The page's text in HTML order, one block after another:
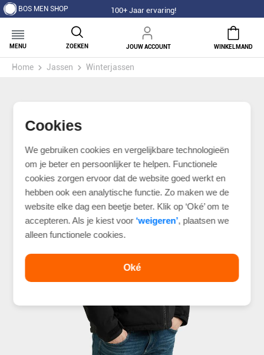
Cookies
We gebruiken cookies en vergelijkbare technologieën
om je beter en persoonlijker te helpen. Functionele
cookies zorgen ervoor dat de website goed werkt en
hebben ook een analytische functie. Zo maken we de
website elke dag een beetje beter. Klik op ‘Oké’ om te
accepteren. Als je kiest voor ‘weigeren’, plaatsen we
alleen functionele cookies.
Oké
BOS MEN SHOP 100+ Jaar ervaring!
MENU ZOEKEN JOUW ACCOUNT WINKELMAND
Home Jassen Winterjassen